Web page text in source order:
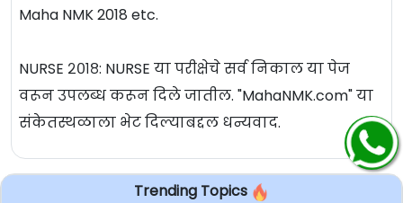
Maha NMK 2018 etc.
NURSE २०१८: NURSE या परीक्षेचे सर्व निकाल या पेज
वरून उपलब्ध करून दिले जातील. "MahaNMK.com" या
संकेतस्थळाला भेट दिल्याबद्दल धन्यवाद.
Trending Topics